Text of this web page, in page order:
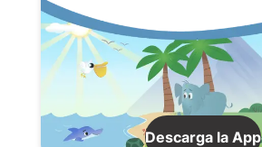
Descarga la App